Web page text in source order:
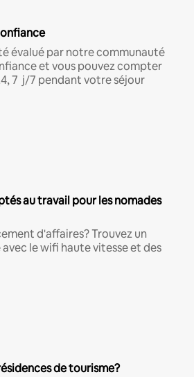
évalué par notre communauté
et vous pouvez compter
7 j/7 pendant votre séjour
au travail pour les nomades
d'affaires? Trouvez un
le wifi haute vitesse et des
de tourisme?